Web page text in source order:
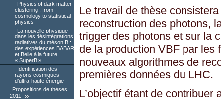
Physics of dark matter
clustering : from
cosmology to statistical
physics
La nouvelle physique
dans les désintégrations
radiatives du méson B :
des expériences BABAR
et Belle à la future
« SuperB »
Identification des
rayons cosmiques
d’ultra-haute énergie
Propositions de thèses
2011
Le travail de thèse
reconstruction des photons,
trigger des photons et sur la
de la production VBF par les
nouveaux algorithmes de
premières données du LHC.
L’objectif étant de contribuer